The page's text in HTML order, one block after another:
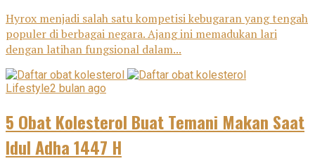
Hyrox menjadi salah satu kompetisi kebugaran yang tengah
populer di berbagai negara. Ajang ini memadukan lari
dengan latihan fungsional dalam...
Lifestyle2 bulan ago
5 Obat Kolesterol Buat Temani Makan Saat
Idul Adha 1447 H